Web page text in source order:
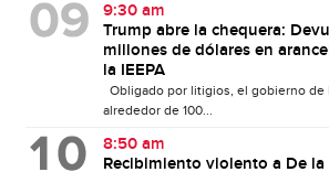
9:30 am
Trump abre la chequera:
millones de dólares en
la IEEPA
Obligado por litigios, el gobierno de
alrededor de 100...
8:50 am
Recibimiento violento a De la